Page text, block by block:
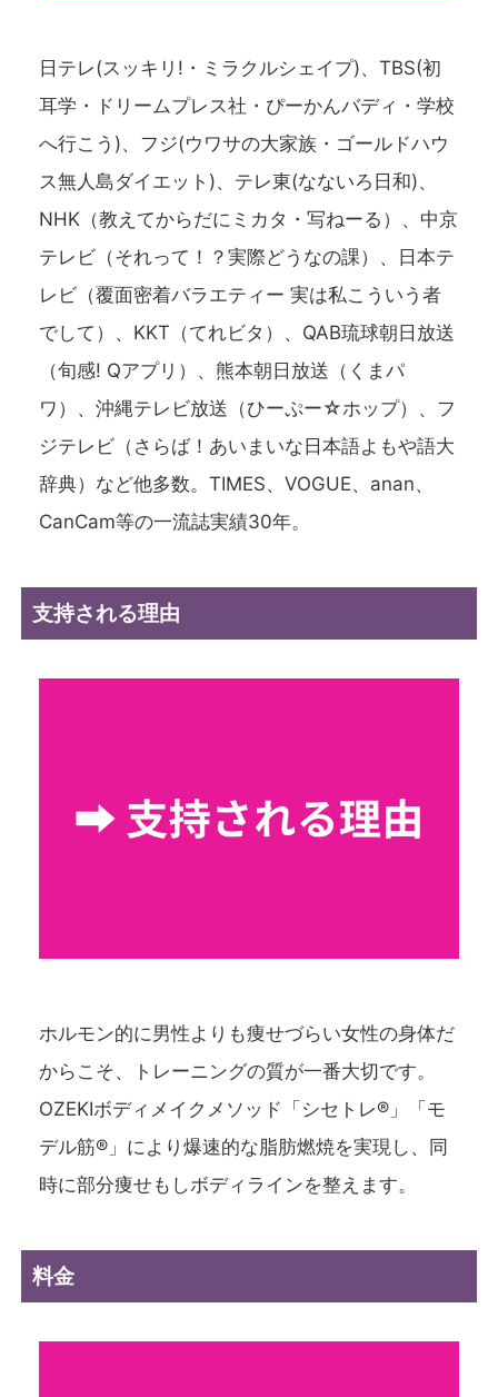
日テレ(スッキリ!・ミラクルシェイプ)、TBS(初
耳学・ドリームプレス社・ぴーかんバディ・学校
へ行こう)、フジ(ウワサの大家族・ゴールドハウ
ス無人島ダイエット)、テレ東(なないろ日和)、
NHK（教えてからだにミカタ・写ねーる）、中京
テレビ（それって！？実際どうなの課）、日本テ
レビ（覆面密着バラエティー 実は私こういう者
でして）、KKT（てれビタ）、QAB琉球朝日放送
（旬感! Qアプリ）、熊本朝日放送（くまパ
ワ）、沖縄テレビ放送（ひーぷー☆ホップ）、フ
ジテレビ（さらば！あいまいな日本語よもや語大
辞典）など他多数。TIMES、VOGUE、anan、
CanCam等の一流誌実績30年。
支持される理由
ホルモン的に男性よりも痩せづらい女性の身体だ
からこそ、トレーニングの質が一番大切です。
OZEKIボディメイクメソッド「シセトレ®」「モ
デル筋®」により爆速的な脂肪燃焼を実現し、同
時に部分痩せもしボディラインを整えます。
料金